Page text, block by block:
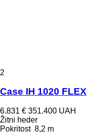
2
Case IH 1020 FLEX
6.831 € 351.400 UAH
Žitni heder
Pokritost 8,2 m